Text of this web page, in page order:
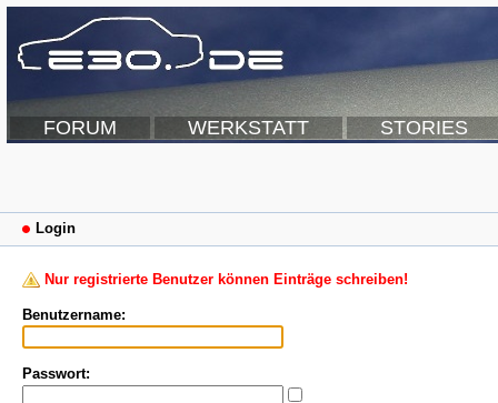
FORUM WERKSTATT STORIES
Login
Nur registrierte Benutzer können Einträge schreiben!
Benutzername:
Passwort: